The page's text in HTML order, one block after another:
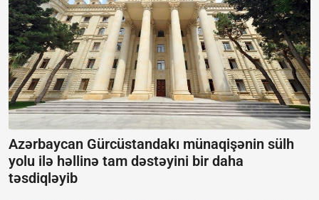
Azərbaycan Gürcüstandakı münaqişənin sülh
yolu ilə həllinə tam dəstəyini bir daha
təsdiqləyib